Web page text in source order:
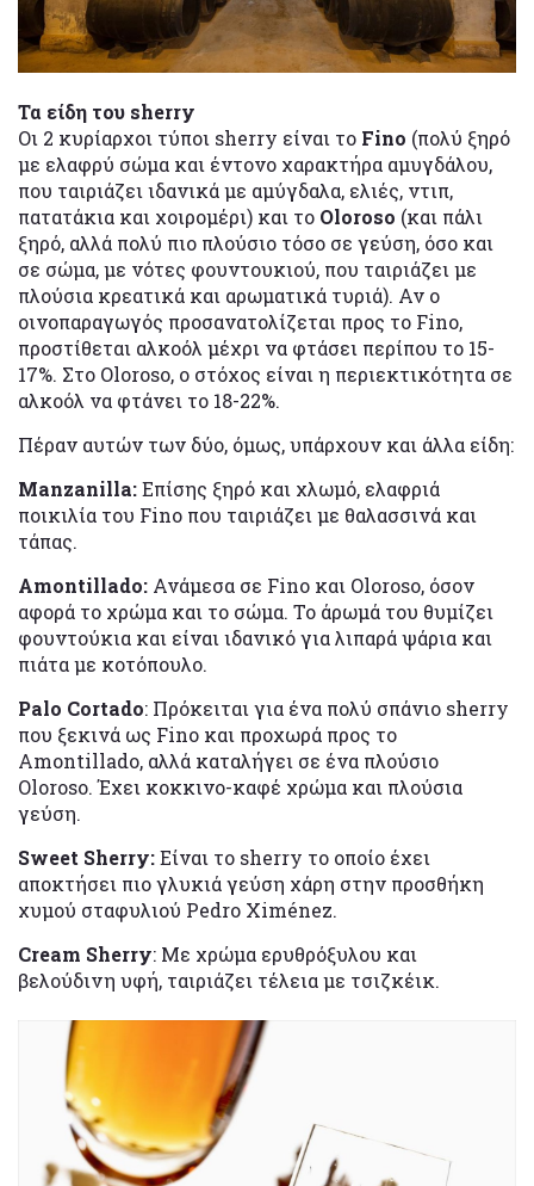
Τα είδη του sherry
Οι 2 κυρίαρχοι τύποι sherry είναι το Fino (πολύ ξηρό
με ελαφρύ σώμα και έντονο χαρακτήρα αμυγδάλου,
που ταιριάζει ιδανικά με αμύγδαλα, ελιές, ντιπ,
πατατάκια και χοιρομέρι) και το Oloroso (και πάλι
ξηρό, αλλά πολύ πιο πλούσιο τόσο σε γεύση, όσο και
σε σώμα, με νότες φουντουκιού, που ταιριάζει με
πλούσια κρεατικά και αρωματικά τυριά). Αν ο
οινοπαραγωγός προσανατολίζεται προς το Fino,
προστίθεται αλκοόλ μέχρι να φτάσει περίπου το 15-
17%. Στο Oloroso, ο στόχος είναι η περιεκτικότητα σε
αλκοόλ να φτάνει το 18-22%.
Πέραν αυτών των δύο, όμως, υπάρχουν και άλλα είδη:
Manzanilla:Επίσης ξηρό και χλωμό, ελαφριά
ποικιλία του Fino που ταιριάζει με θαλασσινά και
τάπας.
Amontillado: Ανάμεσα σε Fino και Oloroso, όσον
αφορά το χρώμα και το σώμα. Το άρωμά του θυμίζει
φουντούκια και είναι ιδανικό για λιπαρά ψάρια και
πιάτα με κοτόπουλο.
Palo Cortado: Πρόκειται για ένα πολύ σπάνιο sherry
που ξεκινά ως Fino και προχωρά προς το
Amontillado, αλλά καταλήγει σε ένα πλούσιο
Oloroso. Έχει κοκκινο-καφέ χρώμα και πλούσια
γεύση.
Sweet Sherry:Είναι το sherry το οποίο έχει
αποκτήσει πιο γλυκιά γεύση χάρη στην προσθήκη
χυμού σταφυλιού Pedro Ximénez.
Cream Sherry: Με χρώμα ερυθρόξυλου και
βελούδινη υφή, ταιριάζει τέλεια με τσιζκέικ.